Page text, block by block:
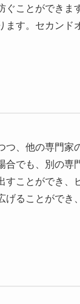
ぐことができま
ます。セカンド
つ、他の専門家
でも、別の専
すことができ、
げることができ